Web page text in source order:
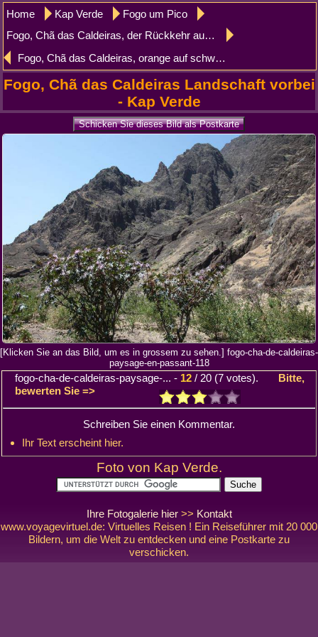
Home Kap Verde
Fogo um Pico
Fogo, Chã das Caldeiras, der Rückkehr aus den Bereichen
Fogo, Chã das Caldeiras, orange auf schwarzem Teller
Fogo, Chã das Caldeiras Landschaft vorbei
- Kap Verde
[Klicken Sie an das Bild, um es in grossem zu sehen.] fogo-cha-de-caldeiras-
paysage-en-passant-118
fogo-cha-de-caldeiras-paysage-... - 12 / 20 (7 votes). Bitte,
bewerten Sie =>
Schreiben Sie einen Kommentar.
Ihr Text erscheint hier.
Foto von Kap Verde.
Ihre Fotogalerie hier>> Kontakt
www.voyagevirtuel.de: Virtuelles Reisen ! Ein Reiseführer mit 20 000
Bildern, um die Welt zu entdecken und eine Postkarte zu
verschicken.